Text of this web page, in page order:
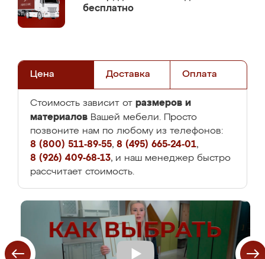
бесплатно
Цена Доставка Оплата
Стоимость зависит от размеров и
материалов Вашей мебели. Просто
позвоните нам по любому из телефонов:
8 (800) 511-89-55, 8 (495) 665-24-01,
8 (926) 409-68-13, и наш менеджер быстро
рассчитает стоимость.